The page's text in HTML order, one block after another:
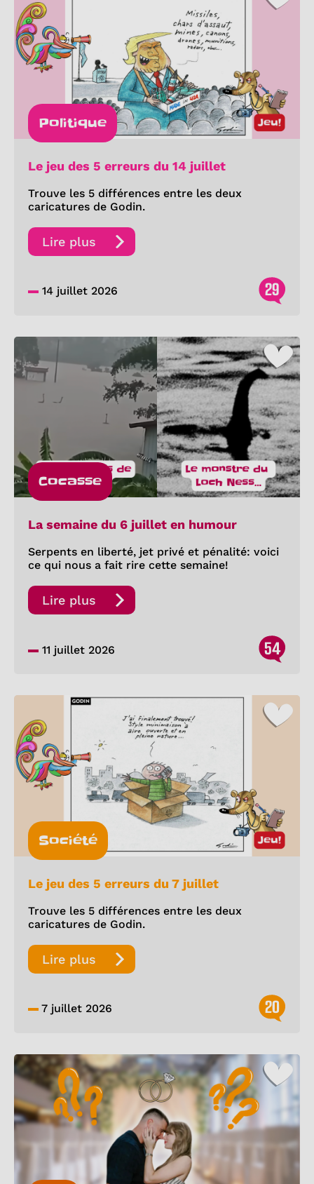
Politique
Le jeu des 5 erreurs du 14 juillet
Trouve les 5 différences entre les deux
caricatures de Godin.
Lire plus
14 juillet 2026 29
Cocasse
La semaine du 6 juillet en humour
Serpents en liberté, jet privé et pénalité: voici
ce qui nous a fait rire cette semaine!
Lire plus
11 juillet 2026 54
Société
Le jeu des 5 erreurs du 7 juillet
Trouve les 5 différences entre les deux
caricatures de Godin.
Lire plus
7 juillet 2026 20